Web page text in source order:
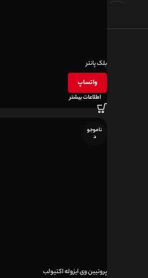
1
بلک پانتر
واتساپ
اطلاعات بیشتر
ناموجو
د
پروتیین وی ایزوله اکتیولب